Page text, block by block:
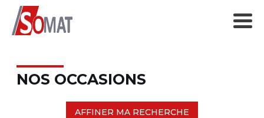
NOS OCCASIONS
AFFINER MA RECHERCHE